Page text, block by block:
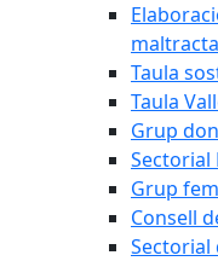
Taula
Taula
Grup
Sectorial
Grup
Consell